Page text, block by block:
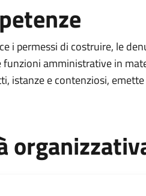
i permessi di costruire, le
funzioni amministrative in
istanze e contenziosi,